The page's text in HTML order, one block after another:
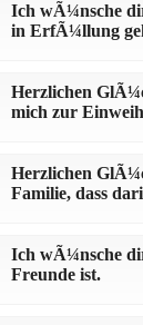
Ich wÃ¼nsche
in ErfÃ¼llung
Herzlichen
mich zur
Herzlichen
Familie, dass
Ich wÃ¼nsche
Freunde ist.